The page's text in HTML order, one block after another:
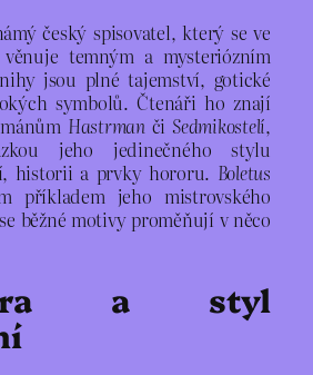
český spisovatel, který se ve
temným a mysteriózním
jsou plné tajemství, gotické
symbolů. Čtenáři ho znají
Hastrmanči Sedmikostelí,
jeho jedinečného stylu
historii a prvky hororu. Boletus
příkladem jeho mistrovského
běžné motivy proměňují v něco
a styl